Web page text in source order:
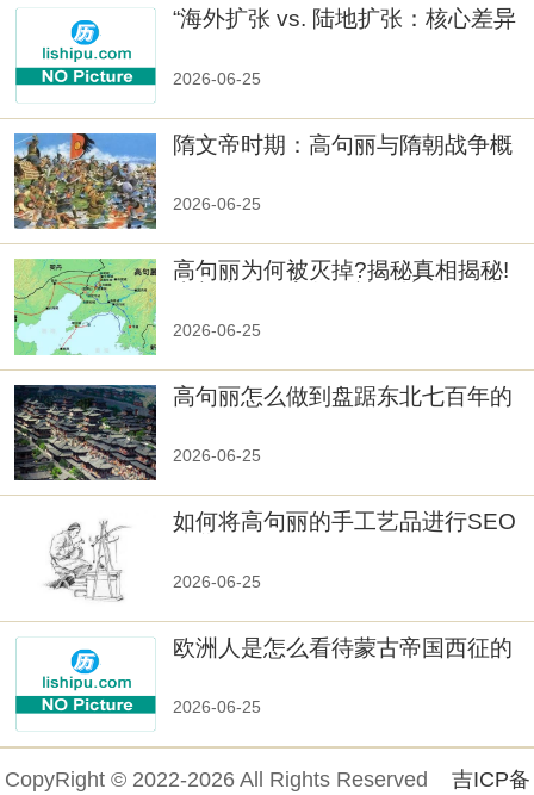
“海外扩张 vs. 陆地扩张：核心差异
2026-06-25
隋文帝时期：高句丽与隋朝战争概
2026-06-25
高句丽为何被灭掉?揭秘真相揭秘!
2026-06-25
高句丽怎么做到盘踞东北七百年的
2026-06-25
如何将高句丽的手工艺品进行SEO
2026-06-25
欧洲人是怎么看待蒙古帝国西征的
2026-06-25
CopyRight © 2022-2026 All Rights Reserved 吉ICP备